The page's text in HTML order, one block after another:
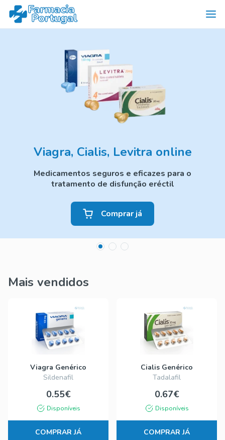
Viagra, Cialis, Levitra online
Medicamentos seguros e eficazes para o
tratamento de disfunção eréctil
Comprar já
Mais vendidos
Viagra Genérico
Sildenafil
0.55€
Disponíveis
COMPRAR JÁ
Cialis Genérico
Tadalafil
0.67€
Disponíveis
COMPRAR JÁ